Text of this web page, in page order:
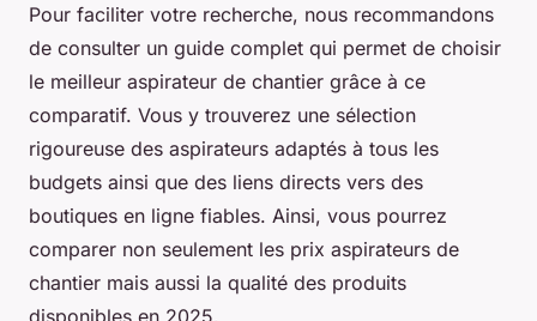
Pour faciliter votre recherche, nous recommandons
de consulter un guide complet qui permet de choisir
le meilleur aspirateur de chantier grâce à ce
comparatif. Vous y trouverez une sélection
rigoureuse des aspirateurs adaptés à tous les
budgets ainsi que des liens directs vers des
boutiques en ligne fiables. Ainsi, vous pourrez
comparer non seulement les prix aspirateurs de
chantier mais aussi la qualité des produits